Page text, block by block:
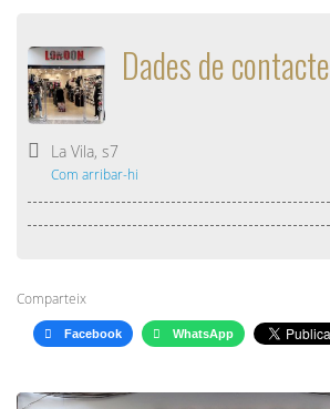
Dades de contacte
La Vila, s7
Com arribar-hi
Comparteix
Facebook WhatsApp